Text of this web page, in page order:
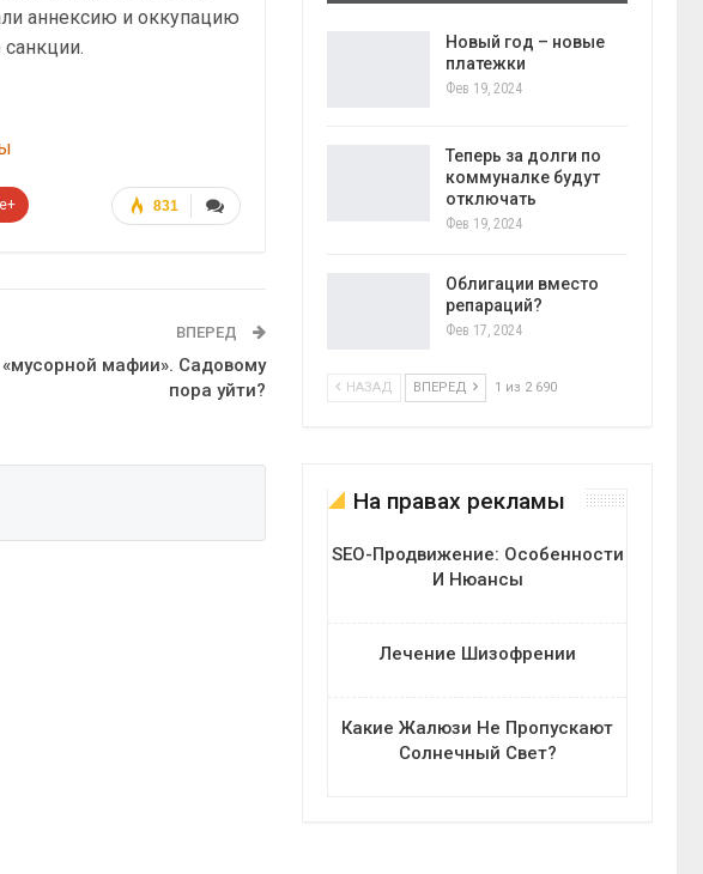
аннексию и оккупацию
831
ВПЕРЕД
мафии». Садовому
пора уйти?
Новый год – новые
платежки
Фев 19, 2024
Теперь за долги по
коммуналке будут
отключать
Фев 19, 2024
Облигации вместо
репараций?
Фев 17, 2024
НАЗАД ВПЕРЕД 1 из 2 690
На правах рекламы
SEO-Продвижение: Особенности
И Нюансы
Лечение Шизофрении
Какие Жалюзи Не Пропускают
Солнечный Свет?